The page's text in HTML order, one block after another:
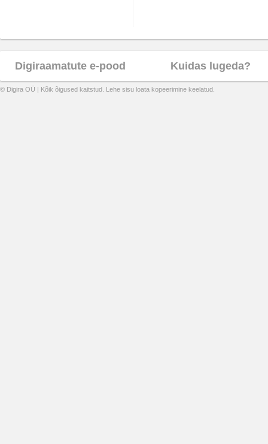
Digiraamatute e-pood Kuidas lugeda?
© Digira OÜ | Kõik õigused kaitstud. Lehe sisu loata kopeerimine keelatud.